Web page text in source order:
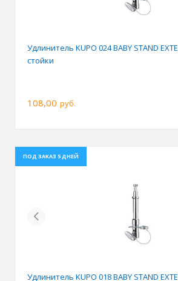
Удлинитель KUPO 024 BABY STAND
стойки
108,00 руб.
ПОД ЗАКАЗ 5 ДНЕЙ
Previous
Удлинитель KUPO 018 BABY STAND